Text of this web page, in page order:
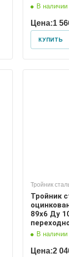
В наличии
Цена:1
КУПИТЬ
Тройник
Тройник
89х6 Ду
В наличии
Цена:2